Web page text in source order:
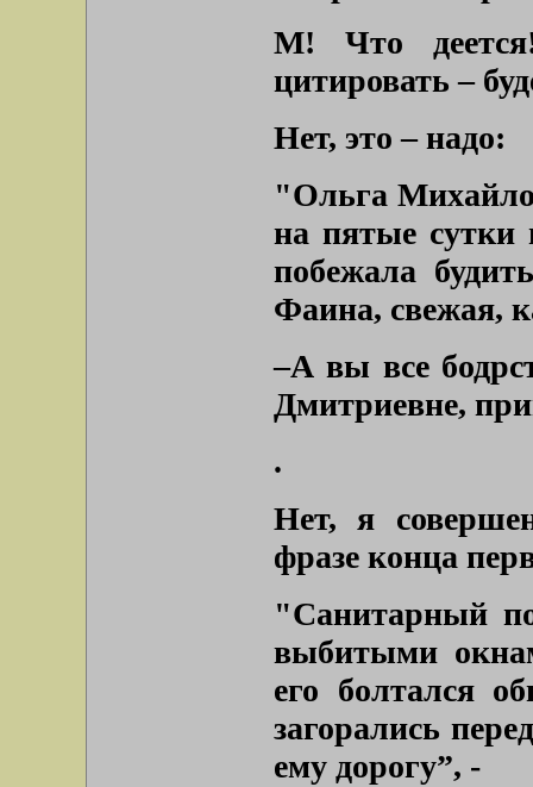
М! Что
цитировать –
Нет, это – надо:
"Ольга
на пятые сутки
побежала
Фаина, свежая,
–А вы все
Дмитриевне,
.
Нет, я
фразе конца
"Санитарный
выбитыми
его болтался
загорались
ему дорогу”, -